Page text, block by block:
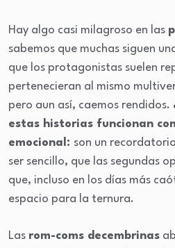
Hay algo casi milagroso en las
sabemos que muchas siguen
que los protagonistas suelen
pertenecieran al mismo
pero aun así, caemos rendidos.
estas historias funcionan
emocional: son un
ser sencillo, que las segundas
que, incluso en los días más
espacio para la ternura.
Las rom-coms decembrinas